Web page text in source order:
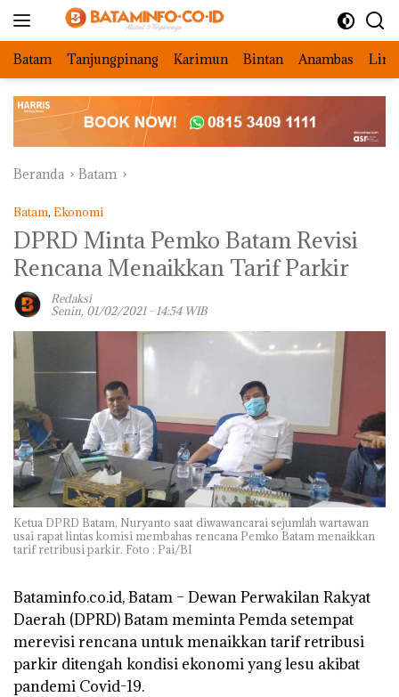
Batam Tanjungpinang Karimun Bintan Anambas
Beranda Batam
Batam, Ekonomi
DPRD Minta Pemko Batam Revisi
Rencana Menaikkan Tarif Parkir
Redaksi
Senin, 01/02/2021 - 14:54 WIB
Ketua DPRD Batam, Nuryanto saat diwawancarai sejumlah wartawan
usai rapat lintas komisi membahas rencana Pemko Batam menaikkan
tarif retribusi parkir. Foto : Pai/BI
Bataminfo.co.id, Batam – Dewan Perwakilan Rakyat
Daerah (DPRD) Batam meminta Pemda setempat
merevisi rencana untuk menaikkan tarif retribusi
parkir ditengah kondisi ekonomi yang lesu akibat
pandemi Covid-19.